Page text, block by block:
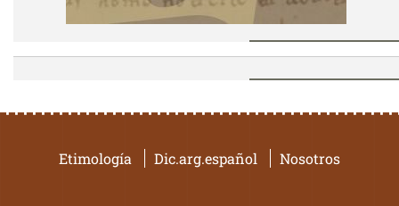
Etimología Dic.arg.español Nosotros